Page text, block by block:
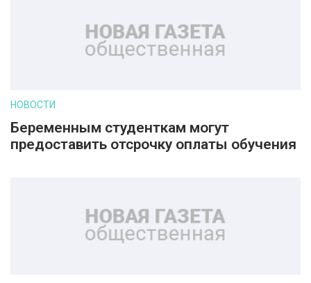
НОВОСТИ
Беременным студенткам могут
предоставить отсрочку оплаты обучения